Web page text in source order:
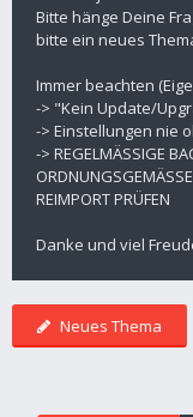
Bitte hänge Deine
bitte ein neues
Immer beachten
-> "Kein Update/
-> Einstellungen nie
-> REGELMÄSSIGE
REIMPORT PRÜFEN
Danke und viel
Neues Thema